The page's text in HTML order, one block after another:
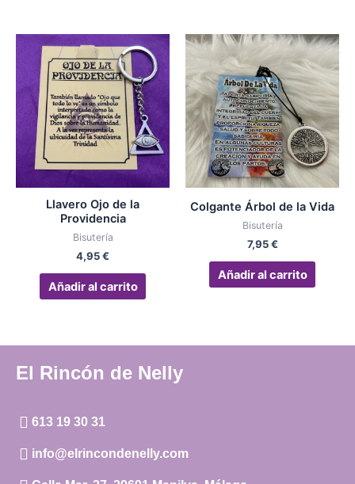
Llavero Ojo de la
Providencia
Bisutería
4,95€
Añadir al carrito
Colgante Árbol de la Vida
Bisutería
7,95€
Añadir al carrito
El Rincón de Nelly
613 19 30 31
info@elrincondenelly.com